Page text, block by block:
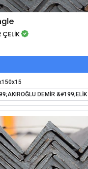
ÇELİK
DEMİR &#199;ELİK